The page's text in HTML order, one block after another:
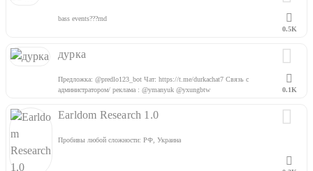
bass events???rnd
0.5K
дурка
Предложка: @predlo123_bot Чат: https://t.me/durkachat7 Связь с
администратором/ реклама : @ymanyuk @yxungbtw
0.1K
Earldom Research 1.0
Пробивы любой сложности: РФ, Украина